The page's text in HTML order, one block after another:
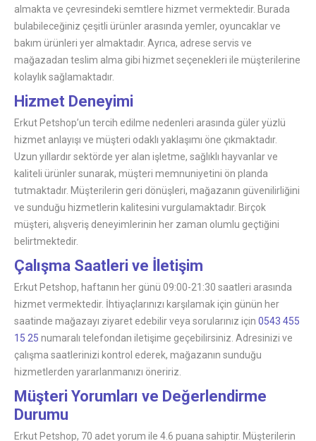
almakta ve çevresindeki semtlere hizmet vermektedir. Burada
bulabileceğiniz çeşitli ürünler arasında yemler, oyuncaklar ve
bakım ürünleri yer almaktadır. Ayrıca, adrese servis ve
mağazadan teslim alma gibi hizmet seçenekleri ile müşterilerine
kolaylık sağlamaktadır.
Hizmet Deneyimi
Erkut Petshop’un tercih edilme nedenleri arasında güler yüzlü
hizmet anlayışı ve müşteri odaklı yaklaşımı öne çıkmaktadır.
Uzun yıllardır sektörde yer alan işletme, sağlıklı hayvanlar ve
kaliteli ürünler sunarak, müşteri memnuniyetini ön planda
tutmaktadır. Müşterilerin geri dönüşleri, mağazanın güvenilirliğini
ve sunduğu hizmetlerin kalitesini vurgulamaktadır. Birçok
müşteri, alışveriş deneyimlerinin her zaman olumlu geçtiğini
belirtmektedir.
Çalışma Saatleri ve İletişim
Erkut Petshop, haftanın her günü 09:00-21:30 saatleri arasında
hizmet vermektedir. İhtiyaçlarınızı karşılamak için günün her
saatinde mağazayı ziyaret edebilir veya sorularınız için 0543 455
15 25 numaralı telefondan iletişime geçebilirsiniz. Adresinizi ve
çalışma saatlerinizi kontrol ederek, mağazanın sunduğu
hizmetlerden yararlanmanızı öneririz.
Müşteri Yorumları ve Değerlendirme
Durumu
Erkut Petshop, 70 adet yorum ile 4.6 puana sahiptir. Müşterilerin